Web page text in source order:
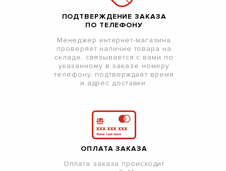
ПОДТВЕРЖДЕНИЕ ЗАКАЗА
ПО ТЕЛЕФОНУ
Менеджер интернет-магазина
проверяет наличие товара на
складе, связывается с вами по
указанному в заказе номеру
телефону, подтверждает время
и адрес доставки.
ОПЛАТА ЗАКАЗА
Оплата заказа происходит